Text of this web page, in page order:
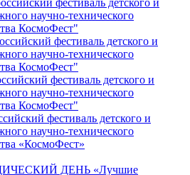
фестиваль детского и
научно-технического
КосмоФест"
фестиваль детского и
научно-технического
КосмоФест"
фестиваль детского и
научно-технического
КосмоФест"
фестиваль детского и
научно-технического
«КосмоФест»
ДЕНЬ «Лучшие